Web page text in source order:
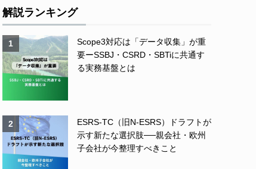
解説ランキング
1
Scope3対応は「データ収集」が重
要ーSSBJ・CSRD・SBTiに共通す
る実務基盤とは
2
ESRS-TC（旧N-ESRS）ドラフトが
示す新たな選択肢──親会社・欧州
子会社が今整理すべきこと